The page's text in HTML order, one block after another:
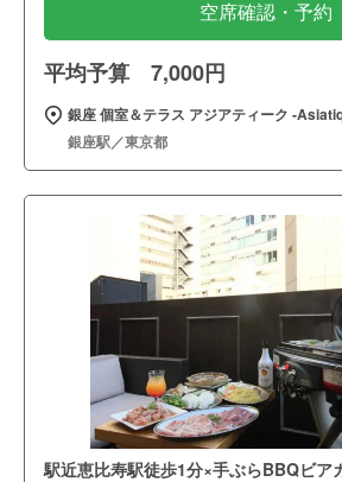
空席確認・予約
平均予算 7,000円
銀座 個室＆テラス アジアティーク
銀座駅／東京都
駅近恵比寿駅徒歩1分×手ぶらBBQビア